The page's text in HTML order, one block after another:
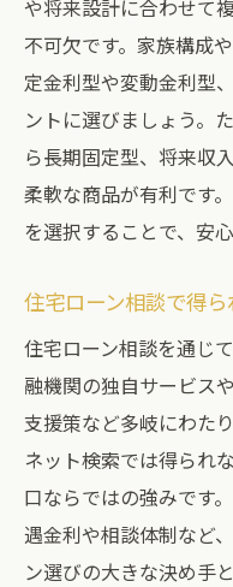
や将来設計に合わせて
不可欠です。家族構成
定金利型や変動金利型
ントに選びましょう。
ら長期固定型、将来収
柔軟な商品が有利です
を選択することで、安
住宅ローン相談で得
住宅ローン相談を通じ
融機関の独自サービス
支援策など多岐にわた
ネット検索では得られ
口ならではの強みです
遇金利や相談体制など
ン選びの大きな決め手